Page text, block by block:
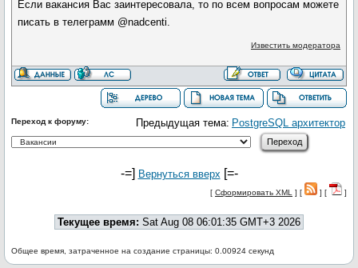
Если вакансия Вас заинтересовала, то по всем вопросам можете
писать в телеграмм @nadcenti.
Известить модератора
Предыдущая тема: PostgreSQL архитектор
Переход к форуму:
-=] Вернуться вверх [=-
[ Сформировать XML ] [ ] [ ]
Текущее время: Sat Aug 08 06:01:35 GMT+3 2026
Общее время, затраченное на создание страницы: 0.00924 секунд